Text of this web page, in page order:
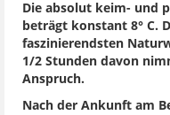
Die absolut keim- und
beträgt konstant 8° C.
faszinierendsten
1/2 Stunden davon
Anspruch.
Nach der Ankunft am